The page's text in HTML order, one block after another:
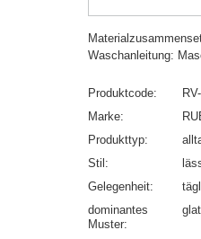
Waschanleitung:
Produktcode
Marke
Produkttyp
Stil
Gelegenheit
dominantes
Muster